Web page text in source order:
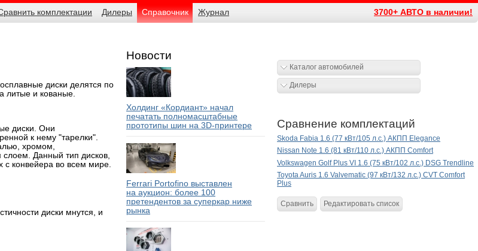
комплектации Дилеры Справочник Журнал 3700+ АВТО в наличии!
диски делятся по
литые и кованые.
диски. Они
к нему "тарелки".
хромом,
Данный тип дисков,
с конвейера во всем мире.
диски мнутся, и
Новости
Холдинг «Кордиант» начал
печатать полномасштабные
прототипы шин на 3D-принтере
Ferrari Portofino выставлен
на аукцион: более 100
претендентов за суперкар ниже
рынка
Каталог автомобилей
Дилеры
Сравнение комплектаций
Skoda Fabia 1.6 (77 кВт/105 л.с.) АКПП Elegance
Nissan Note 1.6 (81 кВт/110 л.с.) АКПП Comfort
Volkswagen Golf Plus VI 1.6 (75 кВт/102 л.с.) DSG Trendline
Toyota Auris 1.6 Valvematic (97 кВт/132 л.с.) CVT Comfort
Plus
Сравнить Редактировать список